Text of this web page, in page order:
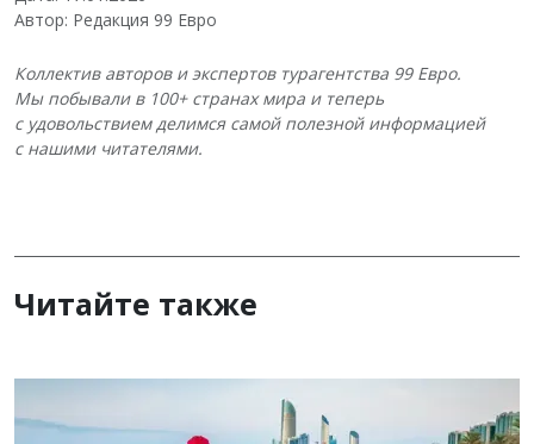
Автор: Редакция 99 Евро
Коллектив авторов и экспертов турагентства 99 Евро.
Мы побывали в 100+ странах мира и теперь
с удовольствием делимся самой полезной информацией
с нашими читателями.
Читайте также